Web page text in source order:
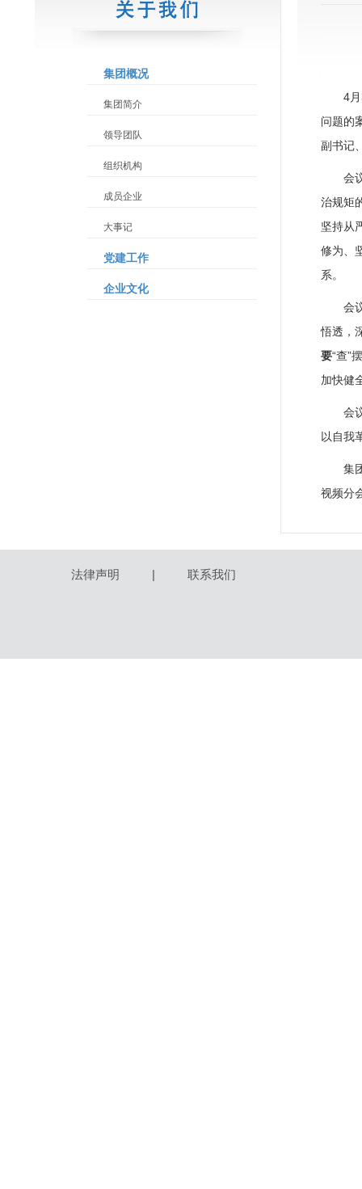
集团概况
集团简介
领导团队
组织机构
成员企业
大事记
党建工作
企业文化
4
问题的
副书记
会
治规矩
坚持从
修为、
系。
会
悟透，
要“查”
加快健
会
以自我
集
视频分
法律声明 | 联系我们